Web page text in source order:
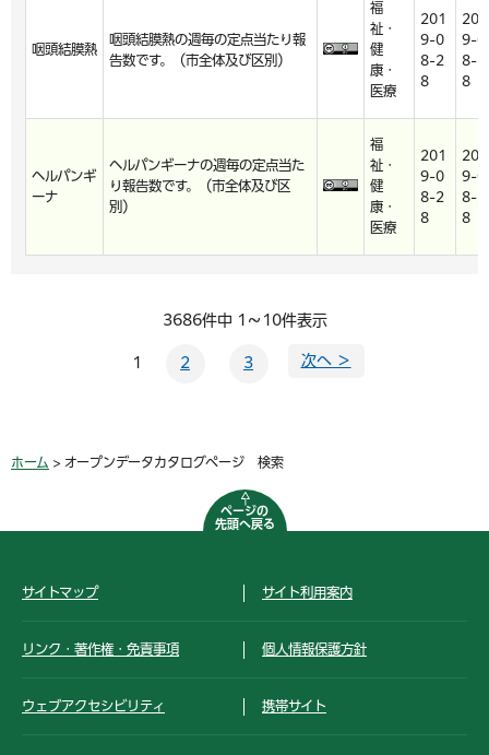
咽頭結膜熱
咽頭結膜熱の週毎の定点当たり報
告数です。（市全体及び区別）
福
祉・
健
康・
医療
201
9-0
8-2
8
201
9-0
8-2
8
ヘルパンギ
ーナ
ヘルパンギーナの週毎の定点当た
り報告数です。（市全体及び区
別）
福
祉・
健
康・
医療
201
9-0
8-2
8
201
9-0
8-2
8
3686件中 1～10件表示
1 2 3 次へ ＞
ホーム > オープンデータカタログページ 検索
ページの
先頭へ戻る
サイトマップ サイト利用案内
リンク・著作権・免責事項 個人情報保護方針
ウェブアクセシビリティ 携帯サイト